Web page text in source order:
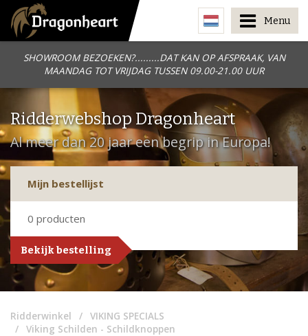
SHOWROOM BEZOEKEN?.........DAT KAN OP AFSPRAAK, VAN
MAANDAG TOT VRIJDAG TUSSEN 09.00-21.00 UUR
Menu
Ridderwebshop Dragonheart
Al meer dan 20 jaar een begrip in Europa!
Mijn bestellijst
0 producten
Bekijk bestelling
Ridderwinkel
VIKING SPECIALS
Viking Schilden - Schildknoppen